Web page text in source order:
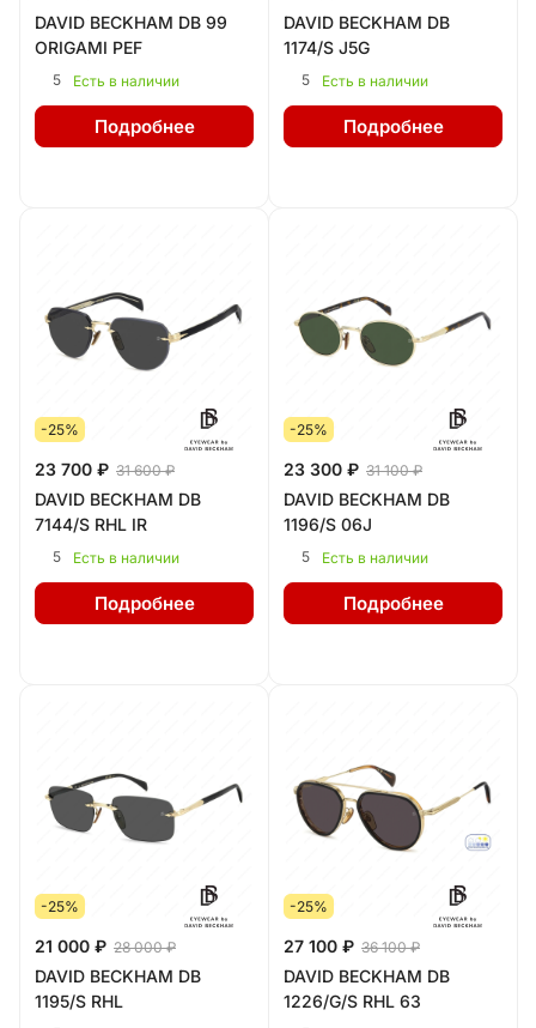
DAVID BECKHAM DB 99
ORIGAMI PEF
5 Есть в наличии
Подробнее
DAVID BECKHAM DB
1174/S J5G
5 Есть в наличии
Подробнее
-25%
23 700 ₽ 31 600 ₽
DAVID BECKHAM DB
7144/S RHL IR
5 Есть в наличии
Подробнее
-25%
23 300 ₽ 31 100 ₽
DAVID BECKHAM DB
1196/S 06J
5 Есть в наличии
Подробнее
-25%
21 000 ₽ 28 000 ₽
DAVID BECKHAM DB
1195/S RHL
-25%
27 100 ₽ 36 100 ₽
DAVID BECKHAM DB
1226/G/S RHL 63